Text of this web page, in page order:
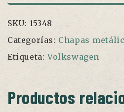
SKU: 15348
Categorías: Chapas
Etiqueta:Volkswagen
Productos